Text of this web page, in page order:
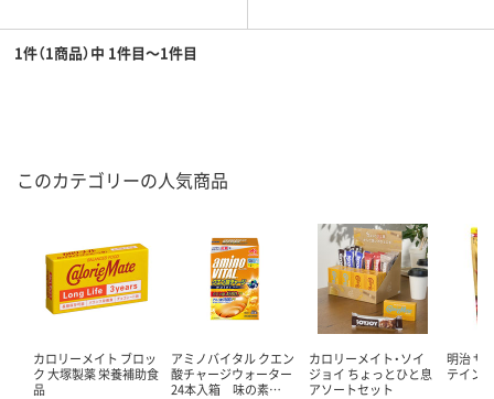
1件（1商品）中 1件目～1件目
このカテゴリーの人気商品
カロリーメイト ブロッ
ク 大塚製薬 栄養補助食
品
アミノバイタル クエン
酸チャージウォーター
24本入箱 味の素…
カロリーメイト・ソイ
ジョイ ちょっとひと息
アソートセット
明治 ザ
テイン